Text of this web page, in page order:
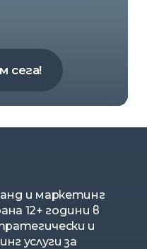
сега!
и маркетинг
12+ години в
и
услуги за